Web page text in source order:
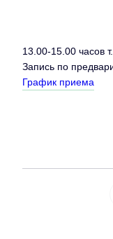
13.00-15.00 часов т.
Запись по
График приема